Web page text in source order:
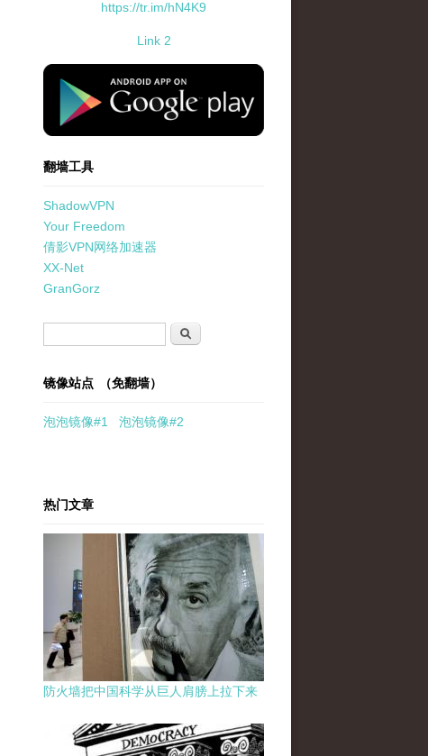
https://tr.im/hN4K9
Link 2
standard-icon-googleplay-app-store.png
翻墙工具
ShadowVPN
Your Freedom
倩影VPN网络加速器
XX-Net
GranGorz
搜索
镜像站点 （免翻墙）
泡泡镜像#1 泡泡镜像#2
热门文章
防火墙把中国科学从巨人肩膀上拉下来